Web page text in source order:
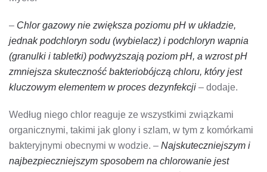
– Chlor gazowy nie zwiększa poziomu pH w układzie,
jednak podchloryn sodu (wybielacz) i podchloryn wapnia
(granulki i tabletki) podwyższają poziom pH, a wzrost pH
zmniejsza skuteczność bakteriobójczą chloru, który jest
kluczowym elementem w proces dezynfekcji – dodaje.
Według niego chlor reaguje ze wszystkimi związkami
organicznymi, takimi jak glony i szlam, w tym z komórkami
bakteryjnymi obecnymi w wodzie. – Najskuteczniejszym i
najbezpieczniejszym sposobem na chlorowanie jest